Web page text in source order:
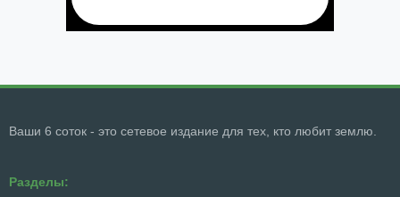
Ваши 6 соток - это сетевое издание для тех, кто любит землю.
Разделы: